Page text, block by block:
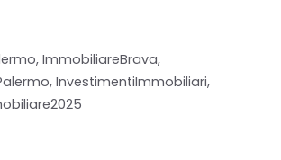
Home
Chi siamo
,ImmobiliareBrava,
, InvestimentiImmobiliari,